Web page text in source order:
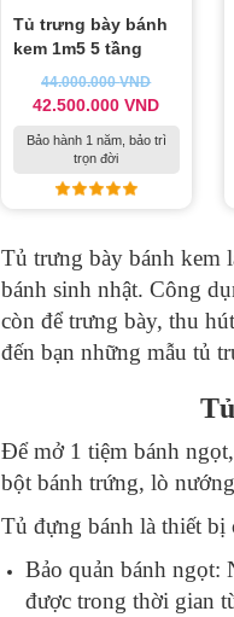
Tủ trưng bày bánh
kem 1m5 5 tầng
44.000.000VND
42.500.000VND
Bảo hành 1 năm, bảo trì
trọn đời
Tủ trưng bày bánh kem
bánh sinh nhật. Công
còn để trưng bày, thu
đến bạn những mẫu tủ
Để mở 1 tiệm bánh
bột bánh trứng, lò
Tủ đựng bánh là thiết bị
Bảo quản bánh ngọt:
được trong thời gian